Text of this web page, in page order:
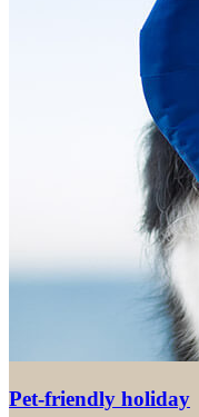
Pet-friendly holiday